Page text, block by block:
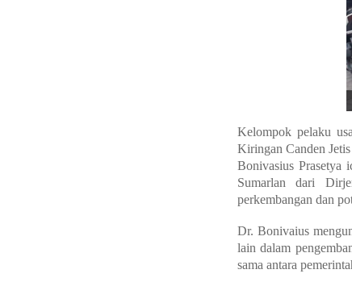
Kelompok pelaku
Kiringan Canden
Bonivasius Prasetya
Sumarlan dari
perkembangan dan
Dr. Bonivaius
lain dalam
sama antara